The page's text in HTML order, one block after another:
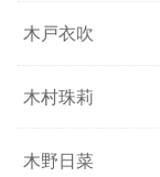
木戸衣吹
木村珠莉
木野日菜